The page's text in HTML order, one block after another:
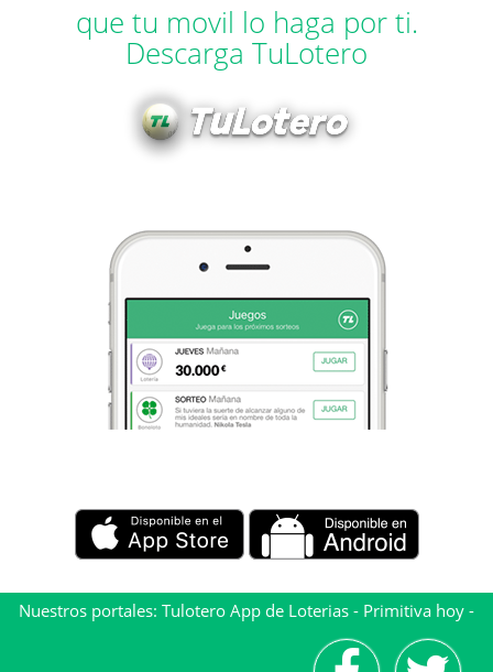
que tu movil lo haga por ti.
Descarga TuLotero
Nuestros portales: Tulotero App de Loterias - Primitiva hoy -